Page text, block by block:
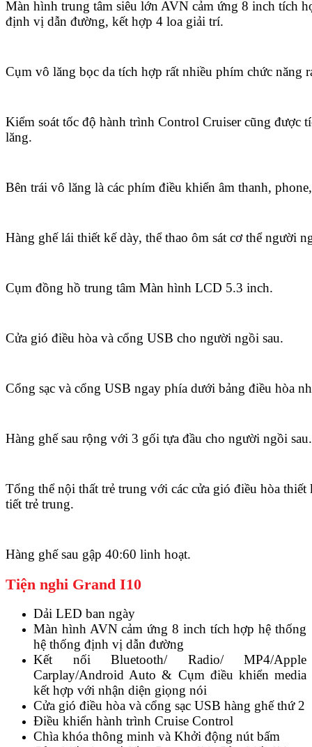
Màn hình trung tâm siêu lớn AVN cảm ứng 8 inch tích
định vị dẫn đường, kết hợp 4 loa giải trí.
Cụm vô lăng bọc da tích hợp rất nhiều phím chức năng
Kiểm soát tốc độ hành trình Control Cruiser cũng được
lăng.
Bên trái vô lăng là các phím điều khiển âm thanh,
Hàng ghế lái thiết kế dày, thể thao ôm sát cơ thể người
Cụm đồng hồ trung tâm Màn hình LCD 5.3 inch.
Cửa gió điều hòa và cổng USB cho người ngồi sau.
Cổng sạc và cổng USB ngay phía dưới bảng điều hòa
Hàng ghế sau rộng với 3 gối tựa đầu cho người ngồi sau.
Tổng thể nội thất trẻ trung với các cửa gió điều hòa thiết
tiết trẻ trung.
Hàng ghế sau gập 40:60 linh hoạt.
Tiện nghi Grand I10
Dải LED ban ngày
Màn hình AVN cảm ứng 8 inch tích hợp hệ thống
hệ thống định vị dẫn đường
Kết nối Bluetooth/ Radio/ MP4/Apple
Carplay/Android Auto & Cụm điều khiển media
kết hợp với nhận diện giọng nói
Cửa gió điều hòa và cổng sạc USB hàng ghế thứ 2
Điều khiển hành trình Cruise Control
Chìa khóa thông minh và Khởi động nút bấm